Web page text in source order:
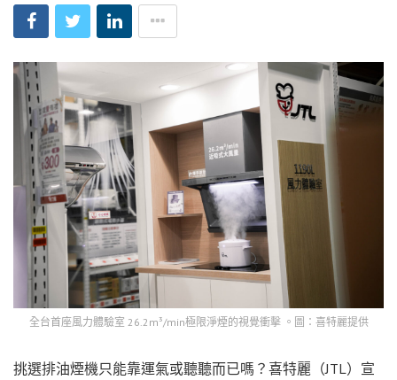
全台首座風力體驗室 26.2m³/min極限淨煙的視覺衝擊 。圖：喜特麗提供
挑選排油煙機只能靠運氣或聽聽而已嗎？喜特麗（JTL）宣